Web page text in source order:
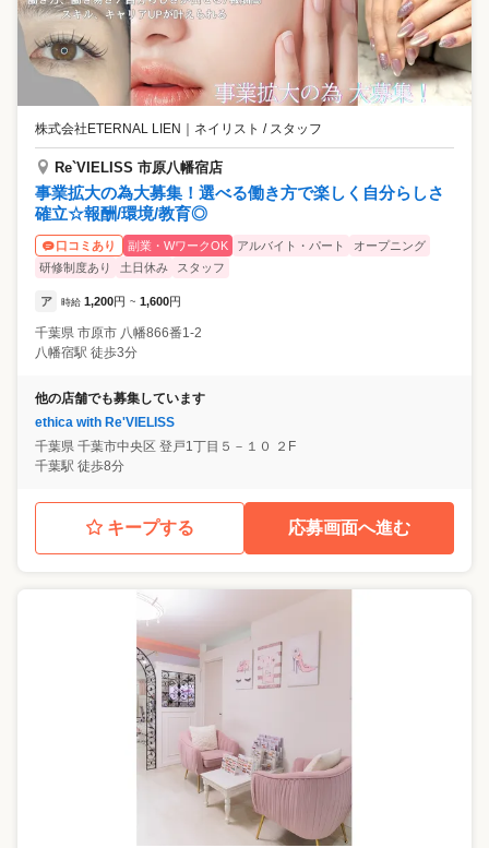
株式会社ETERNAL LIEN ネイリスト / スタッフ
Re`VIELISS 市原八幡宿店
事業拡大の為大募集！選べる働き方で楽しく自分らしさ
確立☆報酬/環境/教育◎
口コミあり 副業・WワークOK アルバイト・パート
オープニング
研修制度あり
土日休み スタッフ
ア 時給 1,200円 ~ 1,600円
千葉県 市原市 八幡866番1-2
八幡宿駅 徒歩3分
他の店舗でも募集しています
ethica with Re'VIELISS
千葉県 千葉市中央区 登戸1丁目５－１０ ２F
千葉駅 徒歩8分
キープする 応募画面へ進む